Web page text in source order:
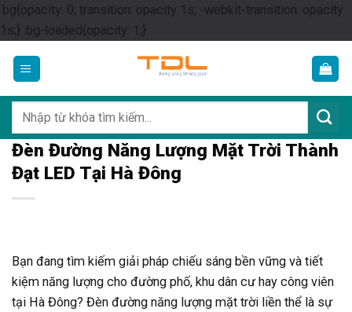
.bg{opacity: 0; transition: opacity 1s; -webkit-transition: opacity
1s;} .bg-loaded{opacity: 1;}Skip
content
kiếm:
Đèn Đường Năng Lượng Mặt Trời Thành
Đạt LED Tại Hà Đông
Bạn đang tìm kiếm giải pháp chiếu sáng bền vững và tiết
kiệm năng lượng cho đường phố, khu dân cư hay công viên
tại Hà Đông? Đèn đường năng lượng mặt trời liền thể là sự